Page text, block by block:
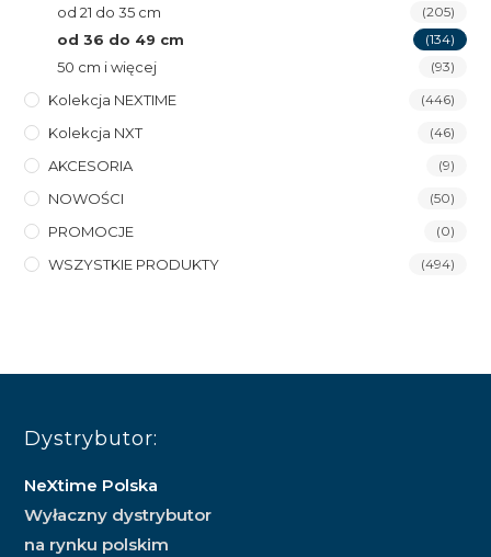
od 21 do 35 cm (205)
od 36 do 49 cm (134)
50 cm i więcej (93)
Kolekcja NEXTIME (446)
Kolekcja NXT (46)
AKCESORIA (9)
NOWOŚCI (50)
PROMOCJE (0)
WSZYSTKIE PRODUKTY (494)
Dystrybutor:
NeXtime Polska
Wyłaczny dystrybutor
na rynku polskim